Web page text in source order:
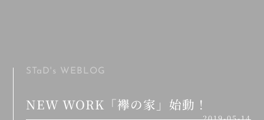
STaD's WEBLOG
NEW WORK「襷の家」始動！